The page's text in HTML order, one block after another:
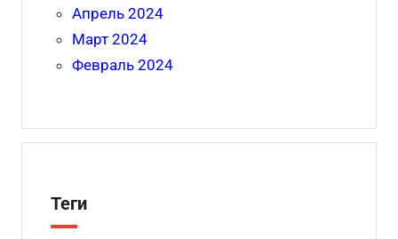
Апрель 2024
Март 2024
Февраль 2024
Теги